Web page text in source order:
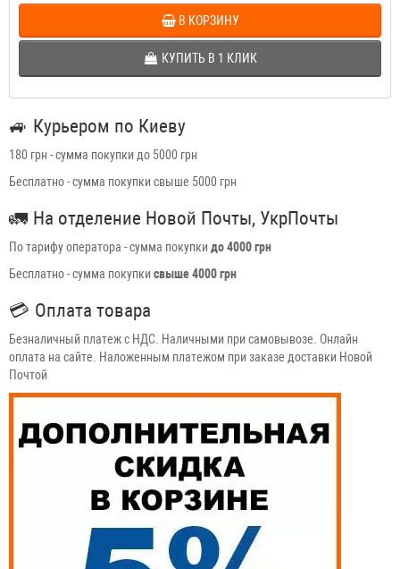
В КОРЗИНУ
КУПИТЬ В 1 КЛИК
🚙 Курьером по Киеву
180 грн - сумма покупки до 5000 грн
Бесплатно - сумма покупки свыше 5000 грн
🚛 На отделение Новой Почты, УкрПочты
По тарифу оператора - сумма покупки до 4000 грн
Бесплатно - сумма покупки свыше 4000 грн
💳 Оплата товара
Безналичный платеж с НДС. Наличными при самовывозе. Онлайн
оплата на сайте. Наложенным платежом при заказе доставки Новой
Почтой